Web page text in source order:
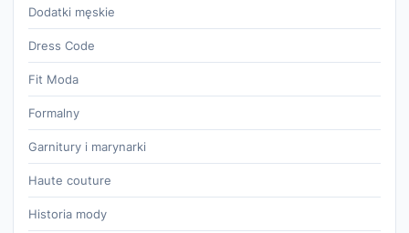
Dodatki męskie
Dress Code
Fit Moda
Formalny
Garnitury i marynarki
Haute couture
Historia mody